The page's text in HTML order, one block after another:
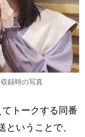
録時の写真
トークする同番
いうことで、